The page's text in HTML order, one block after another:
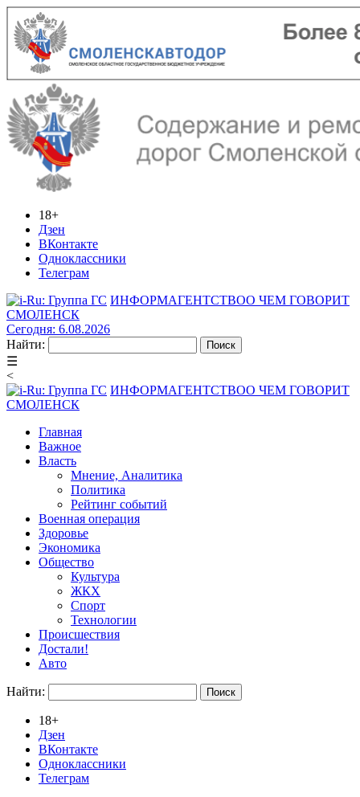
18+
Дзен
ВКонтакте
Одноклассники
Телеграм
ИНФОРМАГЕНТСТВОО ЧЕМ ГОВОРИТ
СМОЛЕНСК
Сегодня: 6.08.2026
Найти:
☰
<
ИНФОРМАГЕНТСТВОО ЧЕМ ГОВОРИТ
СМОЛЕНСК
Главная
Важное
Власть
Мнение, Аналитика
Политика
Рейтинг событий
Военная операция
Здоровье
Экономика
Общество
Культура
ЖКХ
Спорт
Технологии
Происшествия
Достали!
Авто
Найти:
18+
Дзен
ВКонтакте
Одноклассники
Телеграм